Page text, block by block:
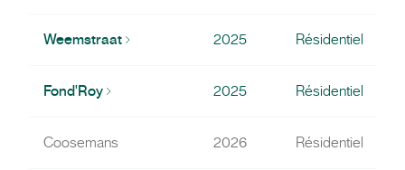
Weemstraat 2025 Résidentiel
Fond'Roy 2025 Résidentiel
Coosemans 2026 Résidentiel